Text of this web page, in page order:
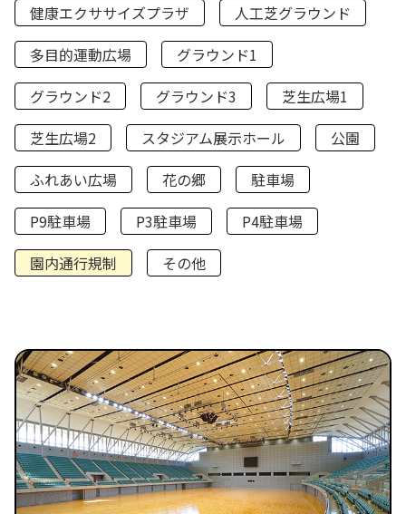
健康エクササイズプラザ
人工芝グラウンド
多目的運動広場
グラウンド1
グラウンド2
グラウンド3
芝生広場1
芝生広場2
スタジアム展示ホール
公園
ふれあい広場
花の郷
駐車場
P9駐車場
P3駐車場
P4駐車場
園内通行規制
その他